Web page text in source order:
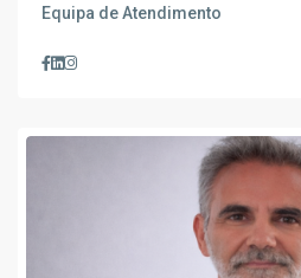
Equipa de Atendimento